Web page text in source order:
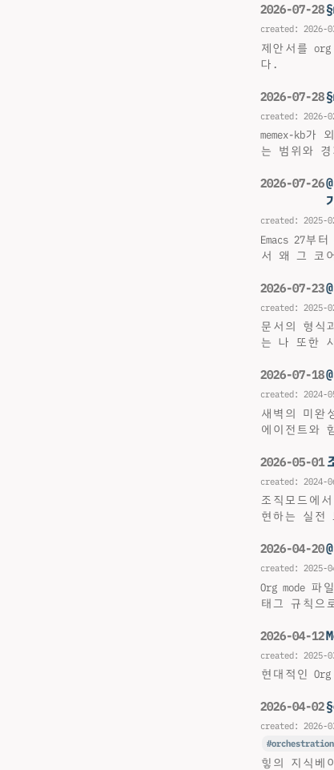
2026-07-28
created: 2026-
제안서를
다.
2026-07-28
created: 2026-
memex-kb가
는 범위와
2026-07-26
created: 2025-
Emacs 27부
서 왜 그 코
2026-07-23
created: 2025-
문서의 형식
는 나 또한
2026-07-18
created: 2024-
새벽의 미완
에이전트와
2026-05-01
created: 2024-
조직모드에
현하는 실전
2026-04-20
created: 2025-
Org mode
태그 규칙으
2026-04-12
created: 2025-
현대적인
2026-04-02
created: 2026-
orchestration
힣의 지식베